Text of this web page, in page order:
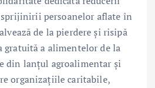
persoanelor aflate în
de la pierdere și risipă
gratuită a alimentelor de la
din lanțul agroalimentar și
organizațiile caritabile,